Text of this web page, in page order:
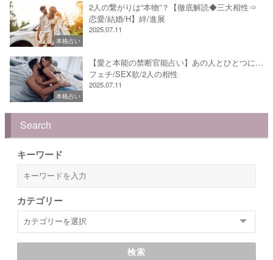
本格占い
2人の繋がりは“本物”？【徹底解読◆三大相性⇒
恋愛/結婚/H】絆/進展
2025.07.11
本格占い
【愛と本能の禁断官能占い】あの人とひとつに…
フェチ/SEX欲/2人の相性
2025.07.11
Search
キーワード
カテゴリー
検索